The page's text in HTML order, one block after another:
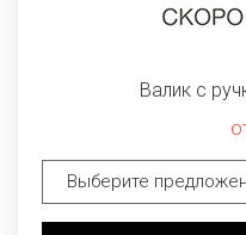
Валик с